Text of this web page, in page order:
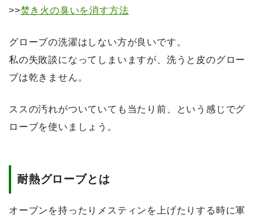
>>焚き火の臭いを消す方法
グローブの洗濯はしない方が良いです。
私の失敗談になってしまいますが、洗うと皮のグロー
ブは乾きません。
ススの汚れがついていても当たり前、という感じでグ
ローブを使いましょう。
耐熱グローブとは
オーブンを持ったりメスティンを上げたりする時に軍